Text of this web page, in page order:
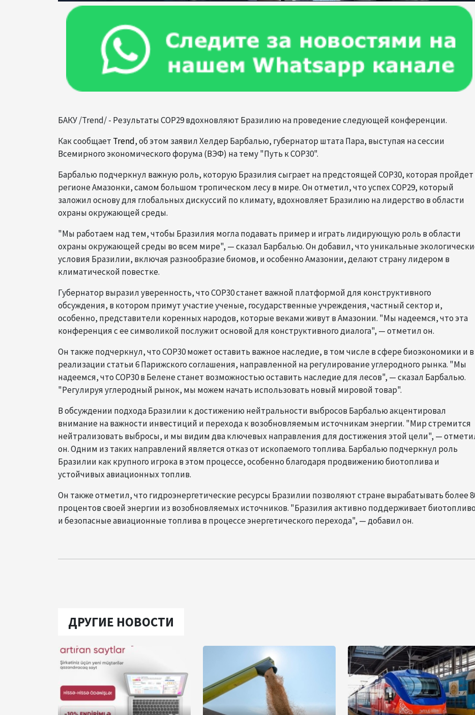
БАКУ /Trend/ - Результаты COP29 вдохновляют Бразилию на проведение следующей конференции.
Как сообщает Trend, об этом заявил Хелдер Барбалью, губернатор штата Пара, выступая на сессии
Всемирного экономического форума (ВЭФ) на тему "Путь к COP30".
Барбалью подчеркнул важную роль, которую Бразилия сыграет на предстоящей COP30, которая пройдет
регионе Амазонки, самом большом тропическом лесу в мире. Он отметил, что успех COP29, который
заложил основу для глобальных дискуссий по климату, вдохновляет Бразилию на лидерство в области
охраны окружающей среды.
"Мы работаем над тем, чтобы Бразилия могла подавать пример и играть лидирующую роль в области
охраны окружающей среды во всем мире", — сказал Барбалью. Он добавил, что уникальные
условия Бразилии, включая разнообразие биомов, и особенно Амазонии, делают страну лидером в
климатической повестке.
Губернатор выразил уверенность, что COP30 станет важной платформой для конструктивного
обсуждения, в котором примут участие ученые, государственные учреждения, частный сектор и,
особенно, представители коренных народов, которые веками живут в Амазонии. "Мы надеемся, что эта
конференция с ее символикой послужит основой для конструктивного диалога", — отметил он.
Он также подчеркнул, что COP30 может оставить важное наследие, в том числе в сфере биоэкономики и в
реализации статьи 6 Парижского соглашения, направленной на регулирование углеродного рынка. "Мы
надеемся, что COP30 в Белене станет возможностью оставить наследие для лесов", — сказал Барбалью.
"Регулируя углеродный рынок, мы можем начать использовать новый мировой товар".
В обсуждении подхода Бразилии к достижению нейтральности выбросов Барбалью акцентировал
внимание на важности инвестиций и перехода к возобновляемым источникам энергии. "Мир стремится
нейтрализовать выбросы, и мы видим два ключевых направления для достижения этой цели", —
он. Одним из таких направлений является отказ от ископаемого топлива. Барбалью подчеркнул роль
Бразилии как крупного игрока в этом процессе, особенно благодаря продвижению биотоплива и
устойчивых авиационных топлив.
Он также отметил, что гидроэнергетические ресурсы Бразилии позволяют стране вырабатывать более
процентов своей энергии из возобновляемых источников. "Бразилия активно поддерживает биотопливо
и безопасные авиационные топлива в процессе энергетического перехода", — добавил он.
ДРУГИЕ НОВОСТИ